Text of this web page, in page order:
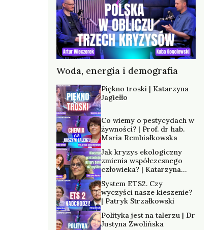
Woda, energia i demografia
Piękno troski | Katarzyna
Jagiełło
Co wiemy o pestycydach w
żywności? | Prof. dr hab.
Maria Rembiałkowska
Jak kryzys ekologiczny
zmienia współczesnego
człowieka? | Katarzyna
System ETS2. Czy
wyczyści nasze kieszenie?
| Patryk Strzałkowski
Polityka jest na talerzu | Dr
Justyna Zwolińska